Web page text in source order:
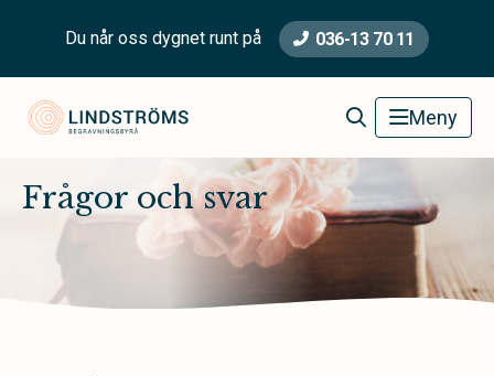
Du når oss dygnet runt på 036-13 70 11
Lindströms Begravningsbyrå Meny
Frågor och svar